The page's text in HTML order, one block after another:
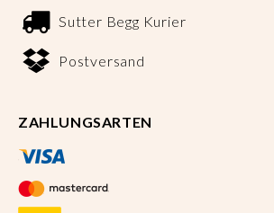
Sutter Begg Kurier
Postversand
ZAHLUNGSARTEN